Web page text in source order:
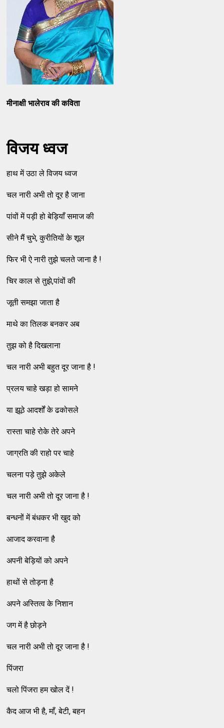
मीनाक्षी भालेराव की कविता
विजय ध्वज
हाथ में उठा ले विजय ध्वज
चल नारी अभी तो दूर है जाना
पांवों में पड़ी हो बेड़ियाँ समाज की
सीने मैं चुभे, कुरीतियों के शूल
फिर भी ऐ नारी तुझे चलते जाना है !
चिर काल से तुझे,पांवों की
जूती समझा जाता है
माथे का तिलक बनकर अब
तुझ को है दिखलाना
चल नारी अभी बहुत दूर जाना है !
प्रलय चाहे खड़ा हो सामने
या झूठे आदर्शों के ढकोसले
रास्ता चाहे रोके तेरे अपने
जाग्रति की राहो पर चाहे
चलना पड़े तुझे अकेले
चल नारी अभी तो दूर जाना है !
बन्धनों में बंधकर भी खुद को
आजाद करवाना है
अपनी बेड़ियों को अपने
हाथों से तोड़ना है
अपने अस्तित्व के निशान
जग में है छोड़ने
चल नारी अभी तो दूर जाना है !
पिंजरा
चलो पिंजरा हम खोल दें !
कैद आज भी है, माँ, बेटी, बहन